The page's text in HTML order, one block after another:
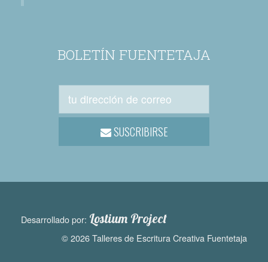
BOLETÍN FUENTETAJA
SUSCRIBIRSE
Desarrollado por: Lostium Project
© 2026 Talleres de Escritura Creativa Fuentetaja